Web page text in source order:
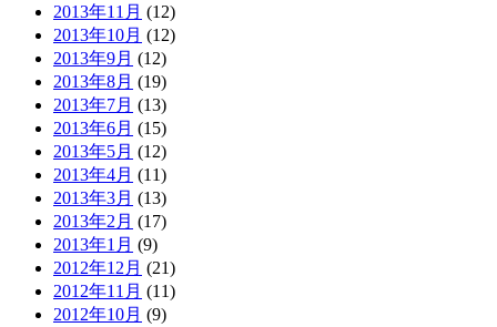
2013年11月 (12)
2013年10月 (12)
2013年9月 (12)
2013年8月 (19)
2013年7月 (13)
2013年6月 (15)
2013年5月 (12)
2013年4月 (11)
2013年3月 (13)
2013年2月 (17)
2013年1月 (9)
2012年12月 (21)
2012年11月 (11)
2012年10月 (9)